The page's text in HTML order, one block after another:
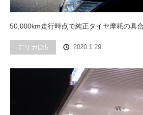
50,000km走行時点で純正タイヤ摩耗の具
デリカD:5 2020.1.29